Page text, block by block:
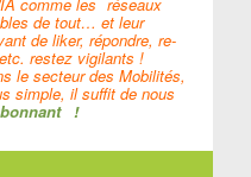
de tout… et leur
de liker, répondre, re-
restez vigilants !
le secteur des Mobilités,
simple, il suffit de nous
!